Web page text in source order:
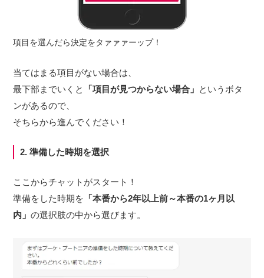
項目を選んだら決定をタァァァーップ！
当てはまる項目がない場合は、
最下部までいくと
「項目が見つからない場合」 というボタ
ンがあるので、
そちらから進んでください！
2. 準備した時期を選択
ここからチャットがスタート！
準備をした時期を 「本番から2年以上前～本番の1ヶ月以
内」の選択肢の中から選びます。